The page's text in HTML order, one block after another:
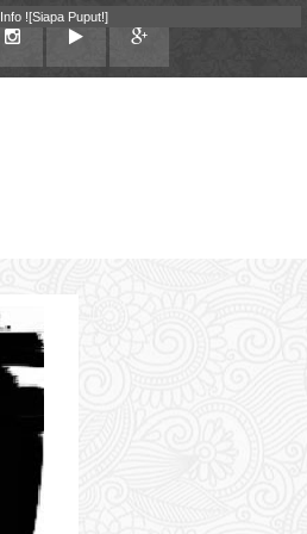
Info ![Siapa Puput!]